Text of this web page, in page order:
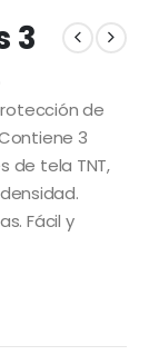
3
de
3
de tela TNT,
Fácil y